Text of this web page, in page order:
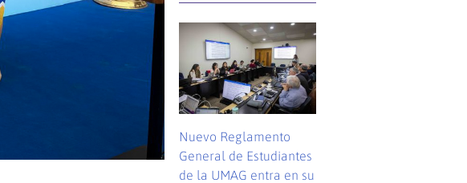
Nuevo Reglamento
General de Estudiantes
de la UMAG entra en su